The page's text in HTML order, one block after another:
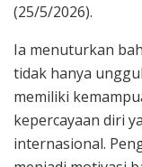
(25/5/2026).
Ia menuturkan
tidak hanya
memiliki
kepercayaan diri
internasional.